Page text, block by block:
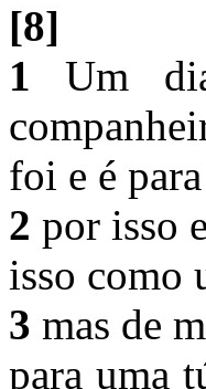
[8]
1 Um
foi e é
2 por isso
isso como
3 mas de
para uma